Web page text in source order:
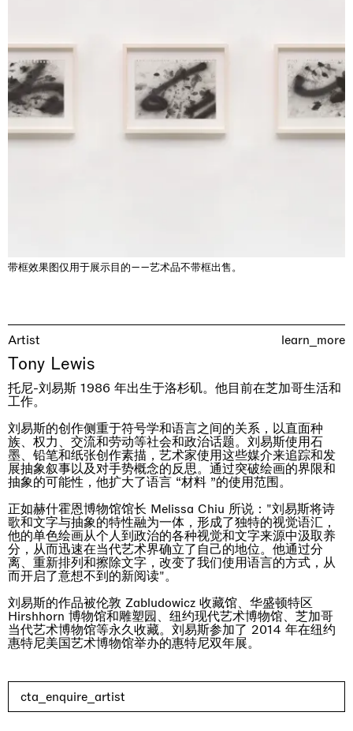
带框效果图仅用于展示目的——艺术品不带框出售。
Artist learn_more
Tony Lewis
托尼-刘易斯 1986 年出生于洛杉矶。他目前在芝加哥生活和
工作。
刘易斯的创作侧重于符号学和语言之间的关系，以直面种
族、权力、交流和劳动等社会和政治话题。刘易斯使用石
墨、铅笔和纸张创作素描，艺术家使用这些媒介来追踪和发
展抽象叙事以及对手势概念的反思。通过突破绘画的界限和
抽象的可能性，他扩大了语言 “材料 ”的使用范围。
正如赫什霍恩博物馆馆长 Melissa Chiu 所说："刘易斯将诗
歌和文字与抽象的特性融为一体，形成了独特的视觉语汇，
他的单色绘画从个人到政治的各种视觉和文字来源中汲取养
分，从而迅速在当代艺术界确立了自己的地位。他通过分
离、重新排列和擦除文字，改变了我们使用语言的方式，从
而开启了意想不到的新阅读"。
刘易斯的作品被伦敦 Zabludowicz 收藏馆、华盛顿特区
Hirshhorn 博物馆和雕塑园、纽约现代艺术博物馆、芝加哥
当代艺术博物馆等永久收藏。刘易斯参加了 2014 年在纽约
惠特尼美国艺术博物馆举办的惠特尼双年展。
cta_enquire_artist
Rat-A-Hum-Tat-Tat-Rat-A-Hum-Tat-Tat
Pièce Unique
01.09.2026 | 12.09.2026
Xiao Guo Hui
One Table, Two Chairs 一桌二椅
London
03.09.2026 | 07.10.2026
Xue Ruozhe